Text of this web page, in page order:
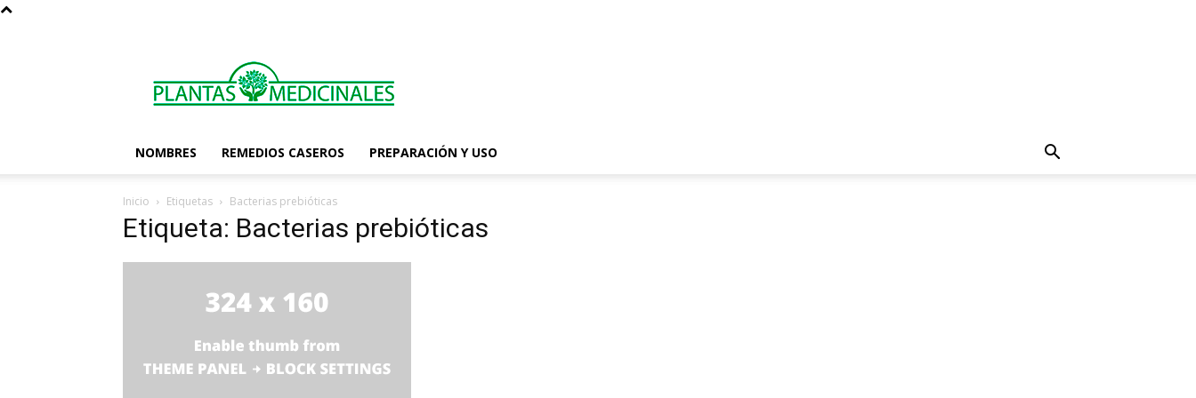
Plantas
Medicinales
NOMBRES REMEDIOS CASEROS PREPARACIÓN Y USO
Inicio Etiquetas Bacterias prebióticas
Etiqueta: Bacterias prebióticas